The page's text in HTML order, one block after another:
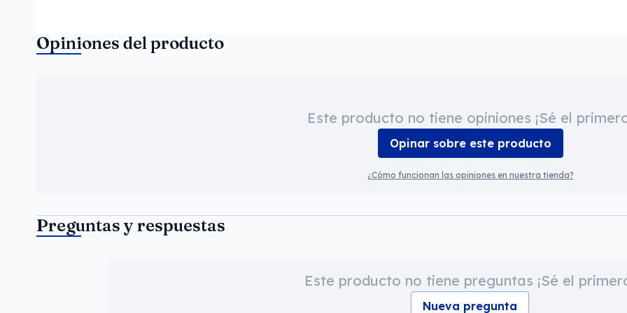
Opiniones del producto
Este producto no tiene opiniones ¡Sé el
Opinar sobre este producto
¿Cómo funcionan las opiniones en nuestra tienda?
Preguntas y respuestas
Este producto no tiene preguntas ¡Sé el
Nueva pregunta